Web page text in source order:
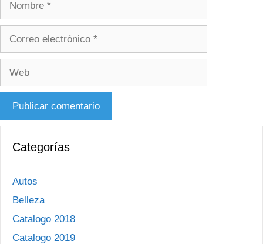
Categorías
Autos
Belleza
Catalogo 2018
Catalogo 2019